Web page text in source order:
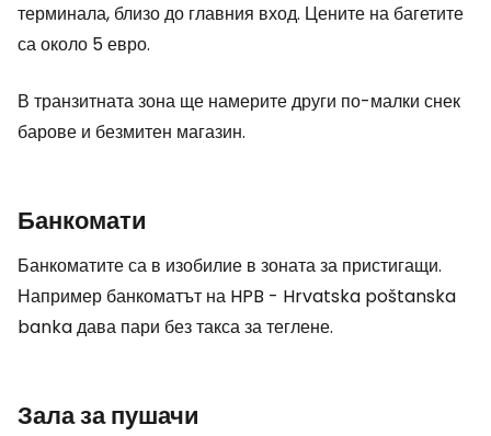
терминала, близо до главния вход. Цените на багетите
са около 5 евро.
В транзитната зона ще намерите други по-малки снек
барове и безмитен магазин.
Банкомати
Банкоматите са в изобилие в зоната за пристигащи.
Например банкоматът на HPB - Hrvatska poštanska
banka дава пари без такса за теглене.
Зала за пушачи